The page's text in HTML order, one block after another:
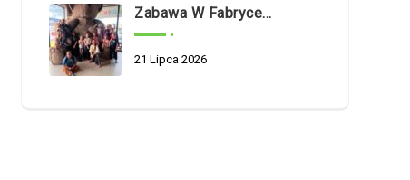
Zabawa W Fabryce Misia
21 Lipca 2026